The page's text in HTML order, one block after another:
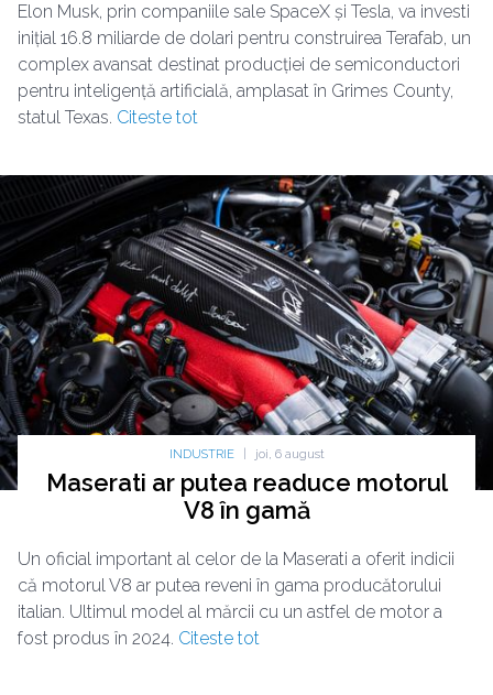
Elon Musk, prin companiile sale SpaceX și Tesla, va investi
inițial 16.8 miliarde de dolari pentru construirea Terafab, un
complex avansat destinat producției de semiconductori
pentru inteligență artificială, amplasat în Grimes County,
statul Texas. Citeste tot
INDUSTRIE joi, 6 august
Maserati ar putea readuce motorul
V8 în gamă
Un oficial important al celor de la Maserati a oferit indicii
că motorul V8 ar putea reveni în gama producătorului
italian. Ultimul model al mărcii cu un astfel de motor a
fost produs în 2024. Citeste tot